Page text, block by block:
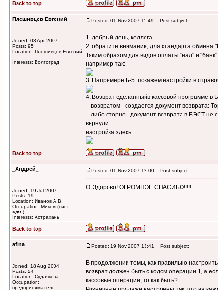
Back to top
Плешивцев Евгений
Joined: 03 Apr 2007
Posts: 95
Location: Плешивцев Евгений
Interests: Волгоград
Posted: 01 Nov 2007 11:49 Post subject:
1. добрый день, коллега.
2. обратите внимание, для стандарта обмена
Таким образом для видов оплаты "нал" и
например так:
3. Напримере Б-5. покажем настройки в
4. Возврат сделанныйв кассовой программе
-- возвратом - создается документ возврата:
-- либо сторно - документ возврата в БЭСТ не
вернули.
настройка здесь:
Back to top
_Андрей_
Joined: 19 Jul 2007
Posts: 19
Location: Иванов А.В.
Occupation: Миком (сист.
адм.)
Interests: Астрахань
Posted: 01 Nov 2007 12:00 Post subject:
О! Здорово! ОГРОМНОЕ СПАСИБО!!!!!
Back to top
afina
Joined: 18 Aug 2004
Posts: 24
Location: Судачкова
Occupation:
предприниматель
Posted: 19 Nov 2007 13:41 Post subject:
В продолжении темы, как правильно
возврат должен быть с кодом операции 1, а
кассовые операции, то как быть?